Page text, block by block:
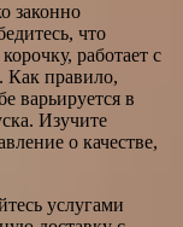
законно
что
работает с
Как правило,
варьируется в
Изучите
о качестве,
услугами